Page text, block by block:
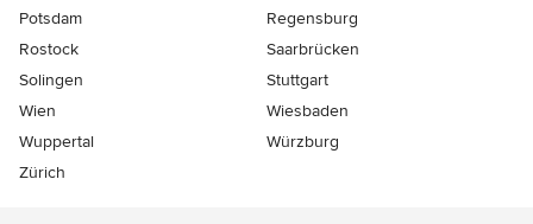
Potsdam
Regensburg
Rostock
Saarbrücken
Solingen
Stuttgart
Wien
Wiesbaden
Wuppertal
Würzburg
Zürich